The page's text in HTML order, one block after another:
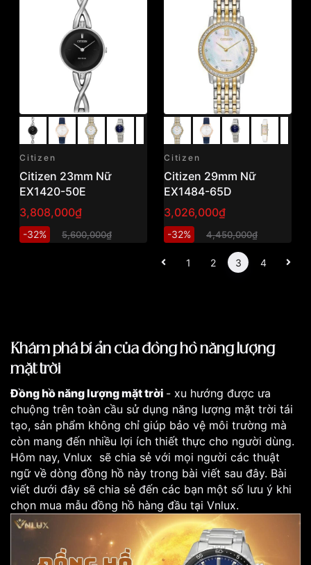
Citizen
Citizen 23mm Nữ
EX1420-50E
3,808,000₫
-32% 5,600,000₫
Citizen
Citizen 29mm Nữ
EX1484-65D
3,026,000₫
-32% 4,450,000₫
1 2 3 4
Khám phá bí ẩn của đồng hồ năng lượng
mặt trời
Đồng hồ năng lượng mặt trời - xu hướng được ưa
chuộng trên toàn cầu sử dụng năng lượng mặt trời tái
tạo, sản phẩm không chỉ giúp bảo vệ môi trường mà
còn mang đến nhiều lợi ích thiết thực cho người dùng.
Hôm nay, Vnlux sẽ chia sẻ với mọi người các thuật
ngữ về dòng đồng hồ này trong bài viết sau đây. Bài
viết dưới đây sẽ chia sẻ đến các bạn một số lưu ý khi
chọn mua mẫu đồng hồ hàng đầu tại Vnlux.